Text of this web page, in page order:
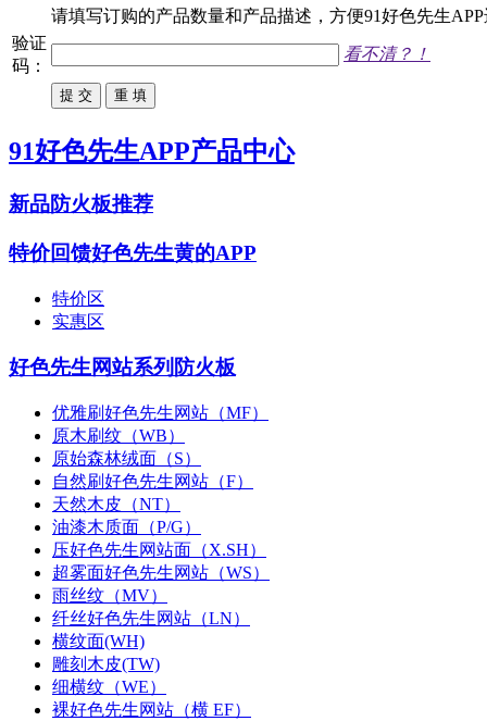
请填写订购的产品数量和产品描述，方便91好色先生APP进
验证
码：
看不清？！
91好色先生APP产品中心
新品防火板推荐
特价回馈好色先生黄的APP
特价区
实惠区
好色先生网站系列防火板
优雅刷好色先生网站（MF）
原木刷纹（WB）
原始森林绒面（S）
自然刷好色先生网站（F）
天然木皮（NT）
油漆木质面（P/G）
压好色先生网站面（X.SH）
超雾面好色先生网站（WS）
雨丝纹（MV）
纤丝好色先生网站（LN）
横纹面(WH)
雕刻木皮(TW)
细横纹（WE）
裸好色先生网站（横 EF）